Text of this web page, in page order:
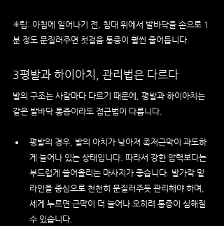
✳️팁: 아침에 일어나기 전, 침대 위에서 발바닥을 손으로 1
분 정도 문질러주면 첫걸음 통증이 훨씬 줄어듭니다.
3평발과 하이아치, 관리법은 다르다
발의 구조는 사람마다 다르기 때문에, 평발과 하이아치는
같은 발바닥 통증이라도 접근법이 다릅니다.
평발의 경우, 발의 아치가 낮아져 족저근막이 과도하
게 늘어나 있는 상태입니다. 따라서 강한 압력보다는
부드럽게 쓸어올리는 마사지가 좋습니다. 발가락 밑
라인을 중심으로 천천히 문질러주듯 관리해야 하며,
세게 누르면 근막이 더 늘어나 오히려 통증이 심해질
수 있습니다.